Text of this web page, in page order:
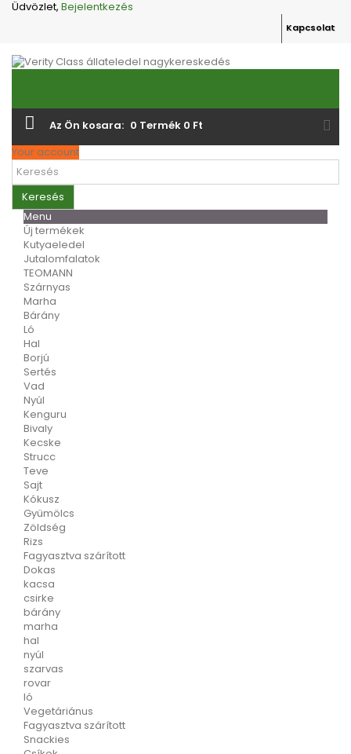
Üdvözlet, Bejelentkezés
Kapcsolat
Az Ön kosara: 0 Termék 0 Ft‎
Your account
Keresés
Menu
Új termékek
Kutyaeledel
Jutalomfalatok
TEOMANN
Szárnyas
Marha
Bárány
Ló
Hal
Borjú
Sertés
Vad
Nyúl
Kenguru
Bivaly
Kecske
Strucc
Teve
Sajt
Kókusz
Gyümölcs
Zöldség
Rizs
Fagyasztva szárított
Dokas
kacsa
csirke
bárány
marha
hal
nyúl
szarvas
rovar
ló
Vegetáriánus
Fagyasztva szárított
Snackies